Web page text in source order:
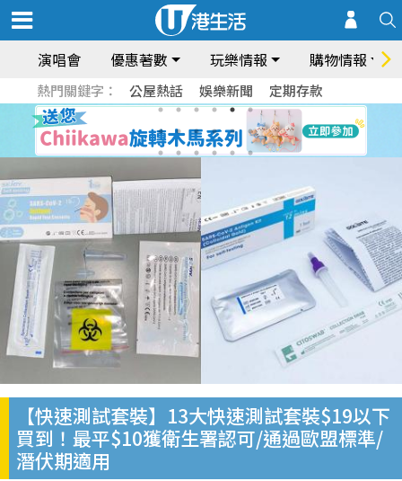
演唱會 優惠著數 玩樂情報 購物情報
熱門關鍵字： 公屋熱話 娛樂新聞 定期存款
【快速測試套裝】13大快速測試套裝$19以下
買到！最平$10獲衛生署認可/通過歐盟標準/
潛伏期適用